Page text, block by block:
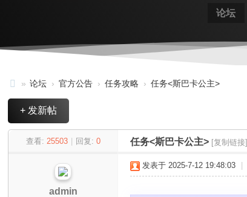
论坛
星
语
» 论坛 › 官方公告 › 任务攻略 › 任务<斯巴卡公主>
+ 发新帖
查看: 25503 回复: 0 任务<斯巴卡公主> [复制链接]
admin
发表于 2025-7-12 19:48:03